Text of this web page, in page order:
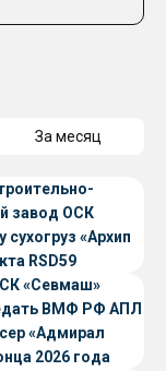
За месяц
завод ОСК
сухогруз «Архип
RSD59
«Севмаш»
ВМФ РФ АПЛ
«Адмирал
2026 года